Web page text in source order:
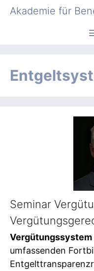
ZumAkademie für
Seminar
Vergütungssystem
umfassenden